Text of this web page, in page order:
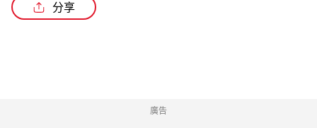
分享
廣告